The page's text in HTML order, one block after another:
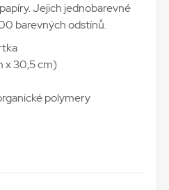
Jejich jednobarevné
barevných odstínů.
x 30,5 cm)
polymery